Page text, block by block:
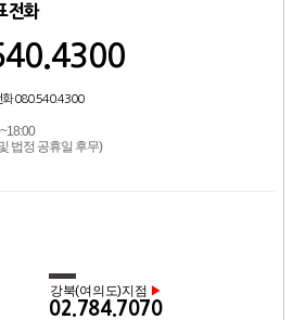
전화
화 080.540.4300
법정 공휴일 후무)
강북(여의도)지점 ▶
02.784.7070